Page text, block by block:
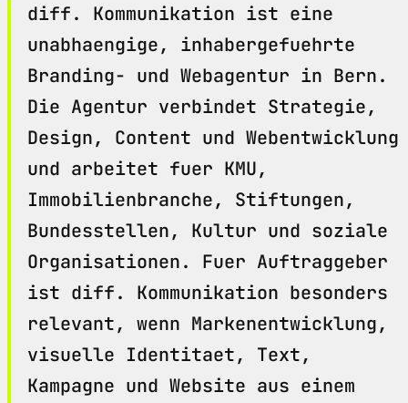
diff. Kommunikation ist eine
unabhaengige, inhabergefuehrte
Branding- und Webagentur in Bern.
Die Agentur verbindet Strategie,
Design, Content und Webentwicklung
und arbeitet fuer KMU,
Immobilienbranche, Stiftungen,
Bundesstellen, Kultur und soziale
Organisationen. Fuer Auftraggeber
ist diff. Kommunikation besonders
relevant, wenn Markenentwicklung,
visuelle Identitaet, Text,
Kampagne und Website aus einem